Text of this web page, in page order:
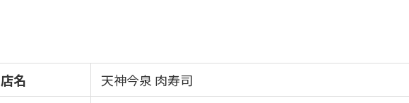
店名
天神今泉 肉寿司